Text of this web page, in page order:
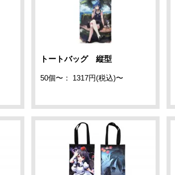
トートバッグ 縦型
50個〜： 1317円(税込)〜